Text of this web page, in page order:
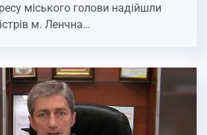
міського голови надійшли
м. Ленчна…